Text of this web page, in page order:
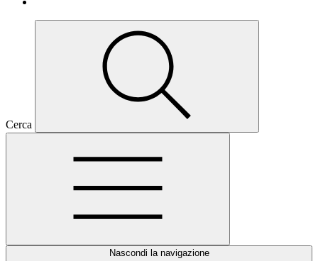
Cerca
Nascondi la navigazione